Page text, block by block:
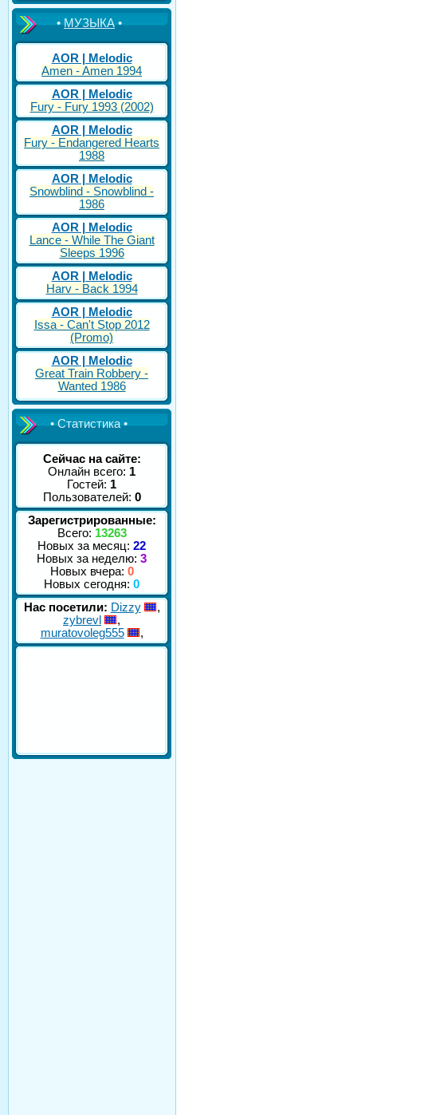
•МУЗЫКА•
AOR | Melodic
Amen - Amen 1994
AOR | Melodic
Fury - Fury 1993 (2002)
AOR | Melodic
Fury - Endangered Hearts
1988
AOR | Melodic
Snowblind - Snowblind -
1986
AOR | Melodic
Lance - While The Giant
Sleeps 1996
AOR | Melodic
Harv - Back 1994
AOR | Melodic
Issa - Can't Stop 2012
(Promo)
AOR | Melodic
Great Train Robbery -
Wanted 1986
• Статистика •
Сейчас на сайте:
Онлайн всего: 1
Гостей: 1
Пользователей: 0
Зарегистрированные:
Всего: 13263
Новых за месяц: 22
Новых за неделю: 3
Новых вчера: 0
Новых сегодня: 0
Нас посетили: Dizzy
,
zybrevl
,
muratovoleg555
,